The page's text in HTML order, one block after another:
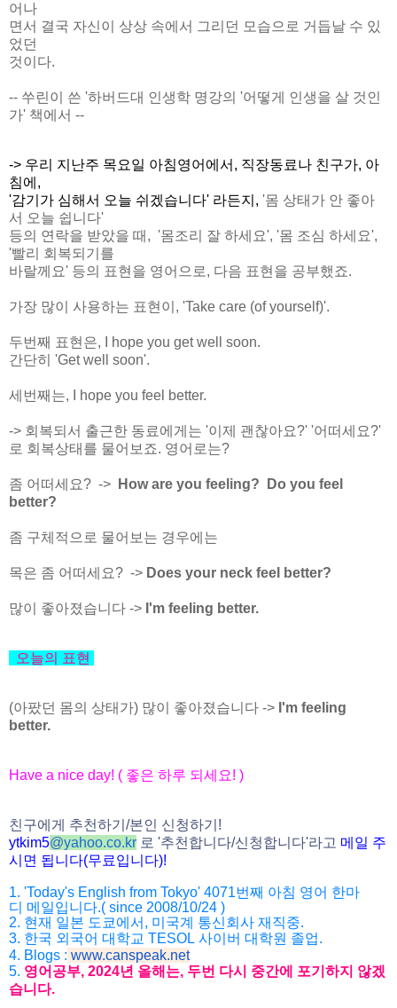
어나
면서 결국 자신이 상상 속에서 그리던 모습으로 거듭날 수 있
었던
것이다.
-- 쑤린이 쓴 '하버드대 인생학 명강의 '어떻게 인생을 살 것인
가' 책에서 --
-> 우리 지난주 목요일 아침영어에서, 직장동료나 친구가, 아
침에,
'감기가 심해서 오늘 쉬겠습니다' 라든지, '몸 상태가 안 좋아
서 오늘 쉽니다'
등의 연락을 받았을 때, '몸조리 잘 하세요', '몸 조심 하세요',
'빨리 회복되기를
바랄께요' 등의 표현을 영어으로, 다음 표현을 공부했죠.
가장 많이 사용하는 표현이, 'Take care (of yourself)'.
두번째 표현은, I hope you get well soon.
간단히 'Get well soon'.
세번째는, I hope you feel better.
-> 회복되서 출근한 동료에게는 '이제 괜찮아요?' '어떠세요?'
로 회복상태를 물어보죠. 영어로는?
좀 어떠세요? -> How are you feeling?
Do you feel
better?
좀 구체적으로 물어보는 경우에는
목은 좀 어떠세요? -> Does your neck feel better?
많이 좋아졌습니다 -> I'm feeling better.
오늘의 표현
(아팠던 몸의 상태가) 많이 좋아졌습니다 -> I'm feeling
better.
Have a nice day! ( 좋은 하루 되세요! )
친구에게 추천하기 /본인 신청하기 !
ytkim5@yahoo.co.kr 로 '추천합니다/신청합니다'라고 메일 주
시면 됩니다(무료입니다)!
1. 'Today's English from Tokyo' 4071번째 아침 영어 한마
디 메일입니다.( since 2008/10/24 )
2. 현재 일본 도쿄에서 , 미국계 통신회사 재직중.
3. 한국 외국어 대학교 TESOL 사이버 대학원 졸업.
4. Blogs : www.canspeak.net
5. 영어공부, 2024년 올해는, 두번 다시 중간에 포기하지 않겠
습니 다.